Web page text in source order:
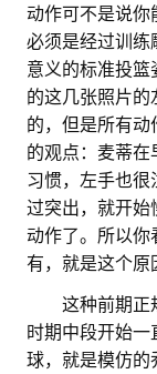
动作可不是说你
必须是经过训练
意义的标准投
的这几张照片
的，但是所有
的观点：麦蒂
习惯，左手也
过突出，就开始
动作了。所以你
有，就是这个原
这种前期正
时期中段开始
球，就是模仿的